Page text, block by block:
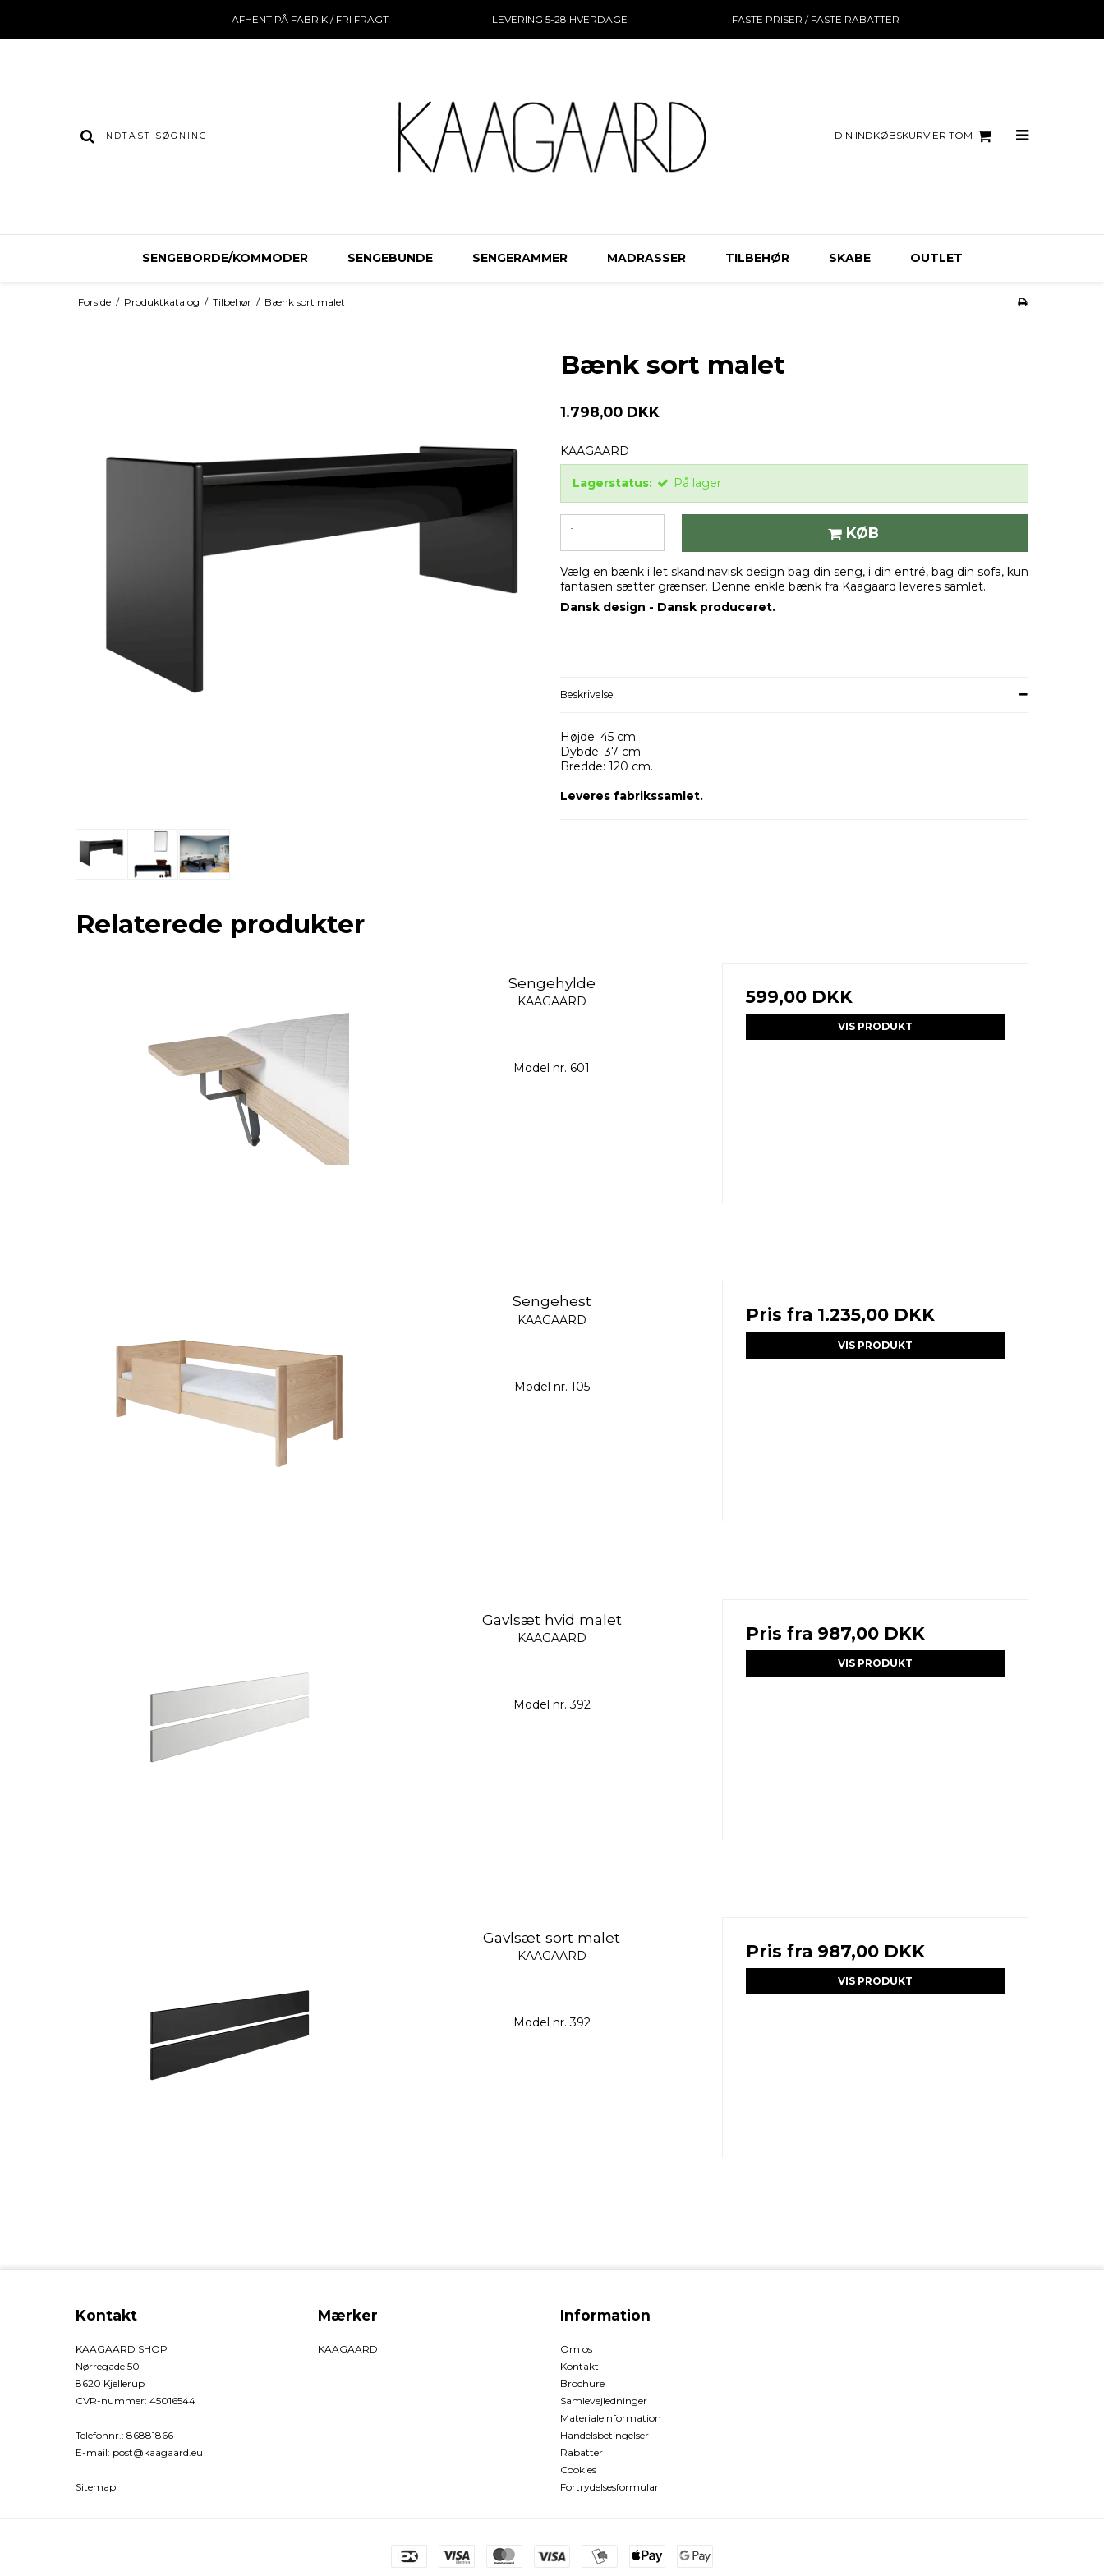
AFHENT PÅ FABRIK / FRI FRAGT LEVERING 5-28 HVERDAGE FASTE PRISER / FASTE RABATTER
DIN INDKØBSKURV ER TOM
SENGEBORDE/KOMMODER SENGEBUNDE SENGERAMMER MADRASSER TILBEHØR SKABE OUTLET
Forside / Produktkatalog / Tilbehør / Bænk sort malet
Bænk sort malet
1.798,00 DKK
KAAGAARD
Lagerstatus: På lager
KØB
Vælg en bænk i let skandinavisk design bag din seng, i din entré, bag din sofa, kun
fantasien sætter grænser. Denne enkle bænk fra Kaagaard leveres samlet.
Dansk design - Dansk produceret.
Beskrivelse
Højde: 45 cm.
Dybde: 37 cm.
Bredde: 120 cm.
Leveres fabrikssamlet.
Relaterede produkter
Sengehylde
KAAGAARD
Model nr. 601
599,00 DKK
VIS PRODUKT
Sengehest
KAAGAARD
Model nr. 105
Pris fra 1.235,00 DKK
VIS PRODUKT
Gavlsæt hvid malet
KAAGAARD
Model nr. 392
Pris fra 987,00 DKK
VIS PRODUKT
Gavlsæt sort malet
KAAGAARD
Model nr. 392
Pris fra 987,00 DKK
VIS PRODUKT
Kontakt
KAAGAARD SHOP
Nørregade 50
8620 Kjellerup
CVR-nummer: 45016544
Telefonnr.: 86881866
E-mail: post@kaagaard.eu
Sitemap
Mærker
KAAGAARD
Information
Om os
Kontakt
Brochure
Samlevejledninger
Materialeinformation
Handelsbetingelser
Rabatter
Cookies
Fortrydelsesformular